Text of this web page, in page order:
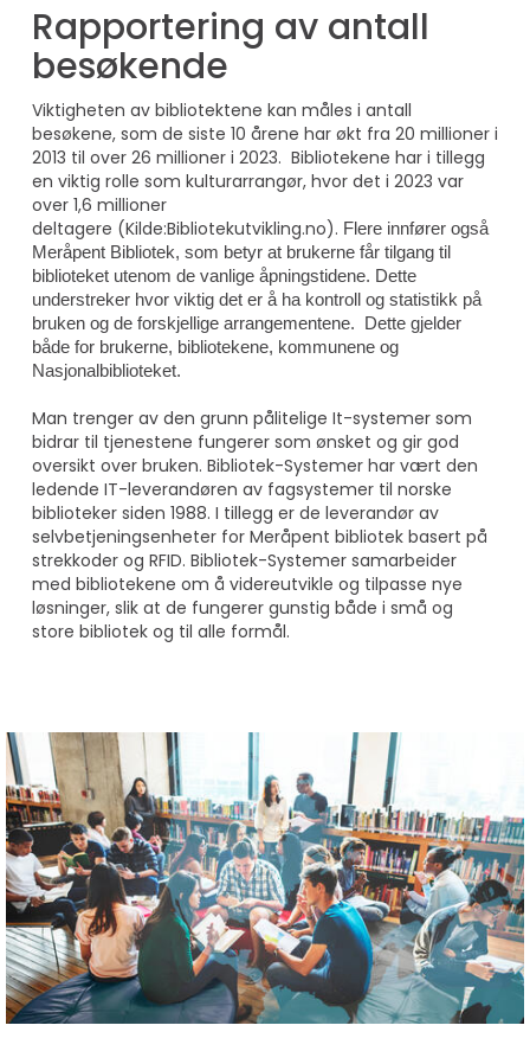
Rapportering av antall
besøkende
Viktigheten av bibliotektene kan måles i antall
besøkene, som de siste 10 årene har økt fra 20 millioner i
2013 til over 26 millioner i 2023. Bibliotekene har i tillegg
en viktig rolle som kulturarrangør, hvor det i 2023 var
over 1,6 millioner
deltagere (Kilde:Bibliotekutvikling.no). Flere innfører også
Meråpent Bibliotek, som betyr at brukerne får tilgang til
biblioteket utenom de vanlige åpningstidene. Dette
understreker hvor viktig det er å ha kontroll og statistikk på
bruken og de forskjellige arrangementene. Dette gjelder
både for brukerne, bibliotekene, kommunene og
Nasjonalbiblioteket.
Man trenger av den grunn pålitelige It-systemer som
bidrar til tjenestene fungerer som ønsket og gir god
oversikt over bruken. Bibliotek-Systemer har vært den
ledende IT-leverandøren av fagsystemer til norske
biblioteker siden 1988. I tillegg er de leverandør av
selvbetjeningsenheter for Meråpent bibliotek basert på
strekkoder og RFID. Bibliotek-Systemer samarbeider
med bibliotekene om å videreutvikle og tilpasse nye
løsninger, slik at de fungerer gunstig både i små og
store bibliotek og til alle formål.